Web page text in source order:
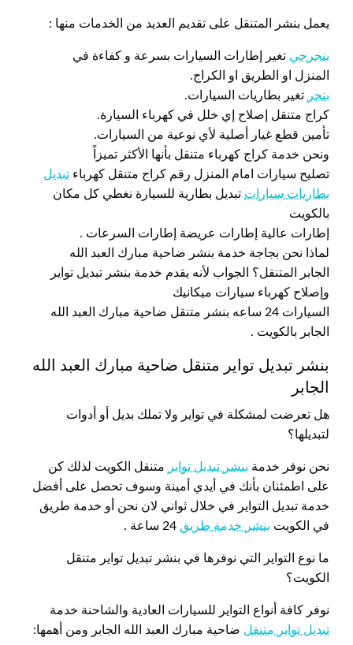
يعمل بنشر المتنقل على تقديم العديد من الخدمات منها :
بنجرجي تغير إطارات السيارات بسرعة و كفاءة في
المنزل او الطريق او الكراج.
بنجر تغير بطاريات السيارات.
كراج متنقل إصلاح إي خلل في كهرباء السيارة.
تأمين قطع غيار أصلية لأي نوعية من السيارات.
ونحن خدمة كراج كهرباء متنقل بأنها الأكثر تميزاً
تصليح سيارات امام المنزل رقم كراج متنقل كهرباء تبديل
بطاريات سيارات تبديل بطارية للسيارة نغطي كل مكان
بالكويت
إطارات عالية إطارات عريضة إطارات السرعات .
لماذا نحن بجاجة خدمة بنشر ضاحية مبارك العبد الله
الجابر المتنقل؟ الجواب لأنه يقدم خدمة بنشر تبديل تواير
وإصلاح كهرباء سيارات ميكانيك
السيارات 24 ساعه بنشر متنقل ضاحية مبارك العبد الله
الجابر بالكويت .
بنشر تبديل تواير متنقل ضاحية مبارك العبد الله
الجابر
هل تعرضت لمشكلة في تواير ولا تملك بديل أو أدوات
لتبديلها؟
نحن نوفر خدمة بنشر تبديل تواير
متنقل الكويت لذلك كن
على اطمئنان بأنك في أيدي أمينة وسوف تحصل على أفضل
خدمة تبديل التواير في خلال ثواني لان نحن أو خدمة طريق
في الكويت بنشر خدمة طريق
ما نوع التواير التي نوفرها في بنشر تبديل تواير متنقل
الكويت؟
نوفر كافة أنواع التواير للسيارات العادية والشاحنة خدمة
تبديل تواير متنقل ضاحية مبارك العبد الله الجابر ومن أهمها: